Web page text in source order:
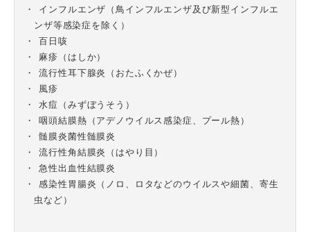
インフルエンザ（鳥インフルエンザ及び新型インフルエ
ンザ等感染症を除く）
百日咳
麻疹（はしか）
流行性耳下腺炎（おたふくかぜ）
風疹
水痘（みずぼうそう）
咽頭結膜熱（アデノウイルス感染症、プール熱）
髄膜炎菌性髄膜炎
流行性角結膜炎（はやり目）
急性出血性結膜炎
感染性胃腸炎（ノロ、ロタなどのウイルスや細菌、寄生
虫など）